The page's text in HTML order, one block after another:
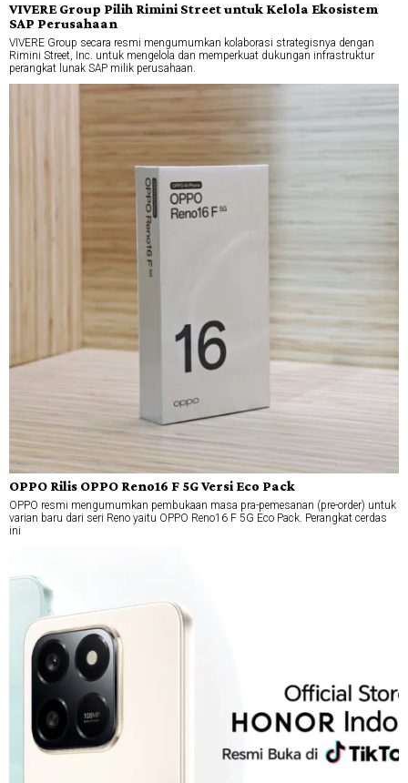
VIVERE Group Pilih Rimini Street untuk Kelola Ekosistem
SAP Perusahaan
VIVERE Group secara resmi mengumumkan kolaborasi strategisnya dengan
Rimini Street, Inc. untuk mengelola dan memperkuat dukungan infrastruktur
perangkat lunak SAP milik perusahaan.
OPPO Rilis OPPO Reno16 F 5G Versi Eco Pack
OPPO resmi mengumumkan pembukaan masa pra-pemesanan (pre-order) untuk
varian baru dari seri Reno yaitu OPPO Reno16 F 5G Eco Pack. Perangkat cerdas
ini